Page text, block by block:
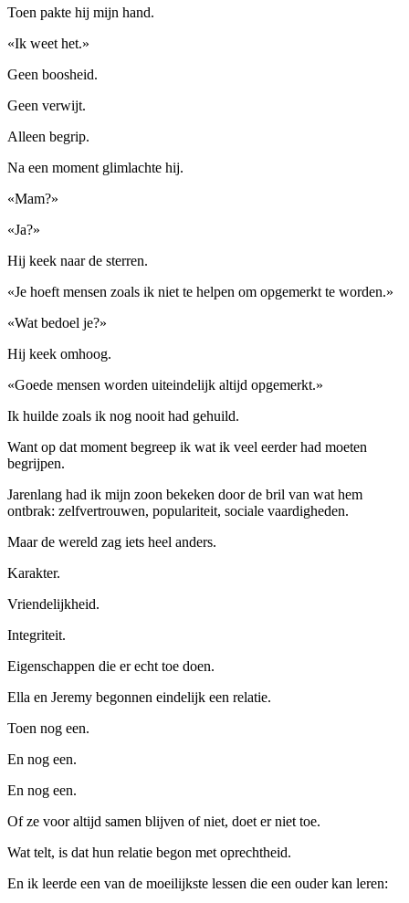
Toen pakte hij mijn hand.
«Ik weet het.»
Geen boosheid.
Geen verwijt.
Alleen begrip.
Na een moment glimlachte hij.
«Mam?»
«Ja?»
Hij keek naar de sterren.
«Je hoeft mensen zoals ik niet te helpen om opgemerkt te worden.»
«Wat bedoel je?»
Hij keek omhoog.
«Goede mensen worden uiteindelijk altijd opgemerkt.»
Ik huilde zoals ik nog nooit had gehuild.
Want op dat moment begreep ik wat ik veel eerder had moeten
begrijpen.
Jarenlang had ik mijn zoon bekeken door de bril van wat hem
ontbrak: zelfvertrouwen, populariteit, sociale vaardigheden.
Maar de wereld zag iets heel anders.
Karakter.
Vriendelijkheid.
Integriteit.
Eigenschappen die er echt toe doen.
Ella en Jeremy begonnen eindelijk een relatie.
Toen nog een.
En nog een.
En nog een.
Of ze voor altijd samen blijven of niet, doet er niet toe.
Wat telt, is dat hun relatie begon met oprechtheid.
En ik leerde een van de moeilijkste lessen die een ouder kan leren: